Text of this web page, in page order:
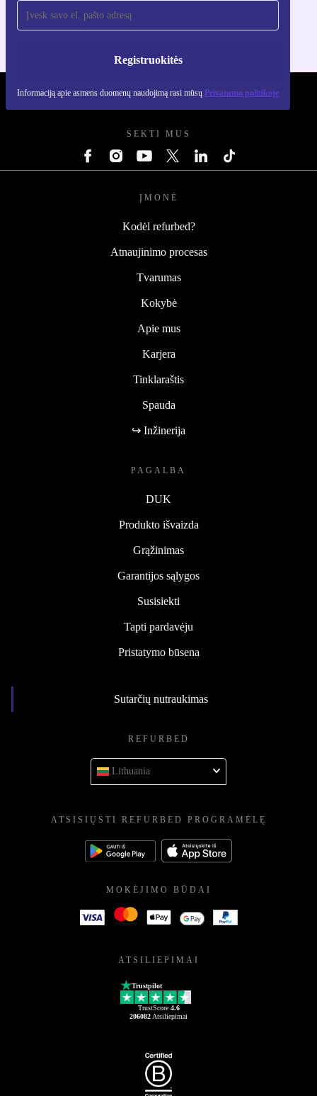
Registruokitės
Informaciją apie asmens duomenų naudojimą rasi mūsų Privatumo politikoje
Skirta iOS ir Android
REFURBED LIETUVA - RETHINK NEW.
SEKTI MUS
ĮMONĖ
Kodėl refurbed?
Atnaujinimo procesas
Tvarumas
Kokybė
Apie mus
Karjera
Tinklaraštis
Spauda
↪ Inžinerija
PAGALBA
DUK
Produkto išvaizda
Grąžinimas
Garantijos sąlygos
Susisiekti
Tapti pardavėju
Pristatymo būsena
Sutarčių nutraukimas
REFURBED
Lithuania
ATSISIŲSTI REFURBED PROGRAMĖLĘ
MOKĖJIMO BŪDAI
ATSILIEPIMAI
Trustpilot
TrustScore 4.6
206082 Atsiliepimai